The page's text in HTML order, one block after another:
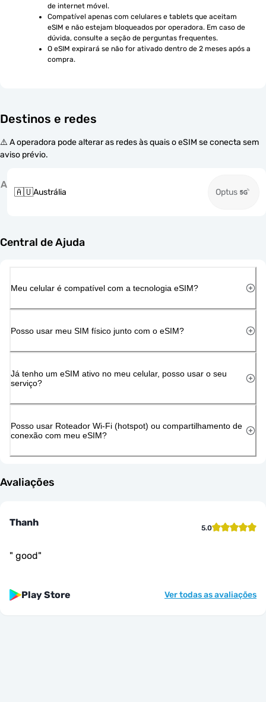
de internet móvel.
Compatível apenas com celulares e tablets que aceitam
eSIM e não estejam bloqueados por operadora. Em caso de
dúvida, consulte a seção de perguntas frequentes.
O eSIM expirará se não for ativado dentro de 2 meses após a
compra.
Destinos e redes
⚠️ A operadora pode alterar as redes às quais o eSIM se conecta sem
aviso prévio.
A
🇦🇺Austrália Optus
Central de Ajuda
Meu celular é compatível com a tecnologia eSIM?
Posso usar meu SIM físico junto com o eSIM?
Já tenho um eSIM ativo no meu celular, posso usar o seu
serviço?
Posso usar Roteador Wi-Fi (hotspot) ou compartilhamento de
conexão com meu eSIM?
Avaliações
Thanh 5.0
" good"
Play Store Ver todas as avaliações